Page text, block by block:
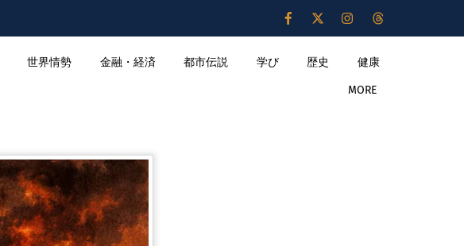
世界情勢 金融・経済 都市伝説 学び 歴史 健康
MORE